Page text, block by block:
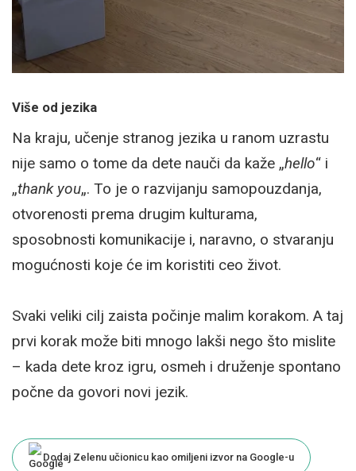
Više od jezika
Na kraju, učenje stranog jezika u ranom uzrastu
nije samo o tome da dete nauči da kaže „hello“ i
„thank you„. To je o razvijanju samopouzdanja,
otvorenosti prema drugim kulturama,
sposobnosti komunikacije i, naravno, o stvaranju
mogućnosti koje će im koristiti ceo život.
Svaki veliki cilj zaista počinje malim korakom. A taj
prvi korak može biti mnogo lakši nego što mislite
– kada dete kroz igru, osmeh i druženje spontano
počne da govori novi jezik.
Dodaj Zelenu učionicu kao omiljeni izvor na Google-u